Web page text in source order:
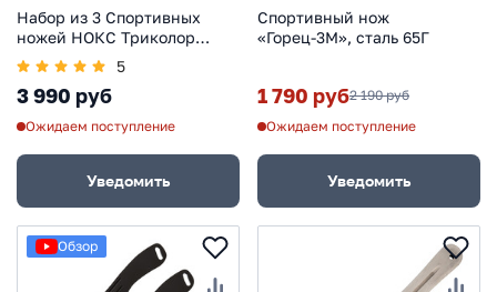
Набор из 3 Спортивных
ножей НОКС Триколор
(Патриот)
5
3 990 руб
Ожидаем поступление
Уведомить
Спортивный нож
«Горец-3М», сталь 65Г
1 790 руб2 190 руб
Ожидаем поступление
Уведомить
Обзор